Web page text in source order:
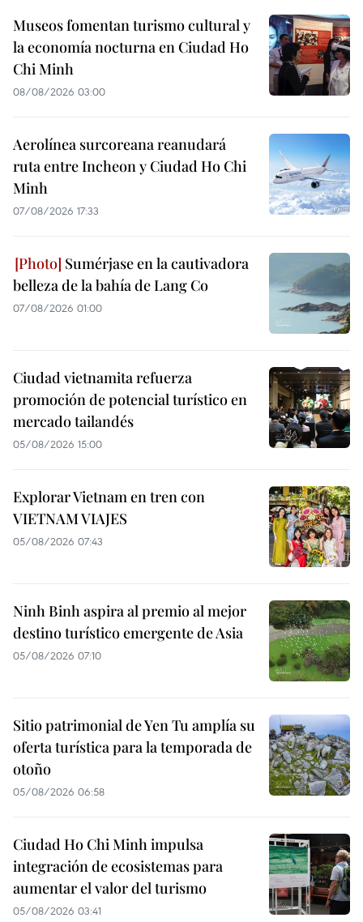
Museos fomentan turismo cultural y
la economía nocturna en Ciudad Ho
Chi Minh
08/08/2026 03:00
Aerolínea surcoreana reanudará
ruta entre Incheon y Ciudad Ho Chi
Minh
07/08/2026 17:33
Sumérjase en la cautivadora
belleza de la bahía de Lang Co
07/08/2026 01:00
Ciudad vietnamita refuerza
promoción de potencial turístico en
mercado tailandés
05/08/2026 15:00
Explorar Vietnam en tren con
VIETNAM VIAJES
05/08/2026 07:43
Ninh Binh aspira al premio al mejor
destino turístico emergente de Asia
05/08/2026 07:10
Sitio patrimonial de Yen Tu amplía su
oferta turística para la temporada de
otoño
05/08/2026 06:58
Ciudad Ho Chi Minh impulsa
integración de ecosistemas para
aumentar el valor del turismo
05/08/2026 03:41